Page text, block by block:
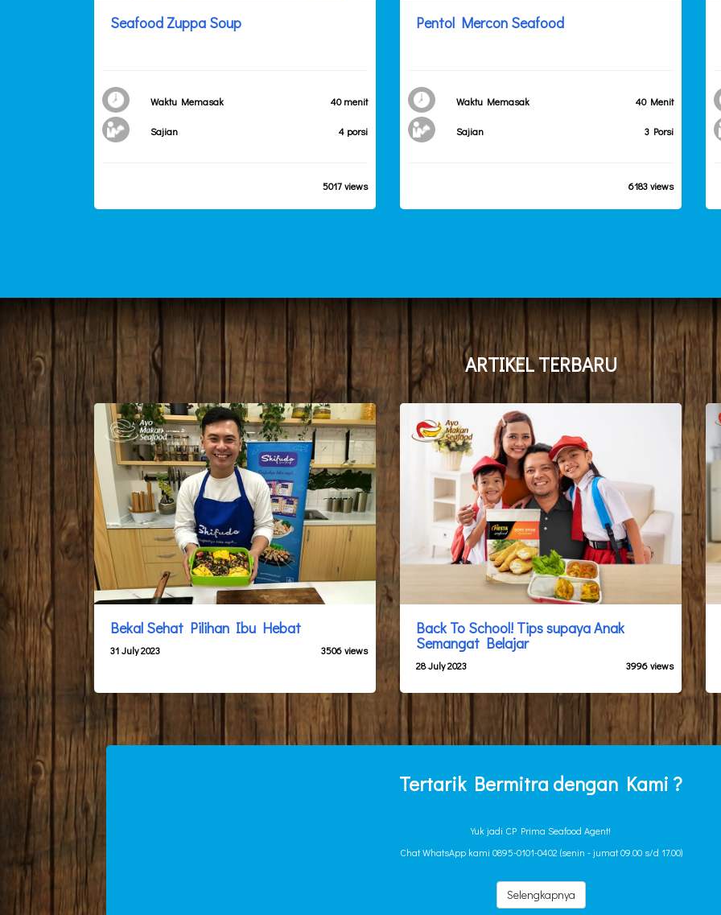
Seafood Zuppa Soup
Waktu Memasak 40 menit
Sajian 4 porsi
5017 views
Pentol Mercon Seafood
Waktu Memasak 40 Menit
Sajian 3 Porsi
6183 views
ARTIKEL TERBARU
Bekal Sehat Pilihan Ibu Hebat
31 July 2023 3506 views
Back To School! Tips supaya Anak
Semangat Belajar
28 July 2023 3996 views
Tertarik Bermitra dengan Kami ?
Yuk jadi CP Prima Seafood Agent!
Chat WhatsApp kami 0895-0101-0402 (senin - jumat 09.00 s/d 17.00)
Selengkapnya